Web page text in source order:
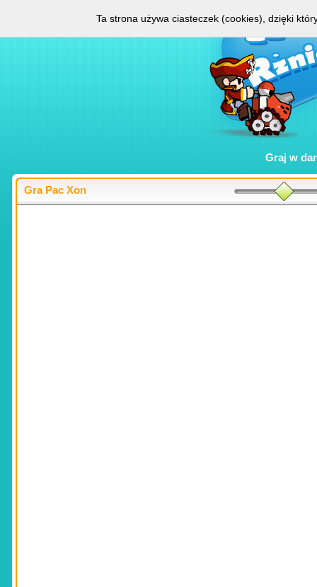
Graj w
Gra Pac Xon
Ta strona używa ciasteczek (cookies), dzięki